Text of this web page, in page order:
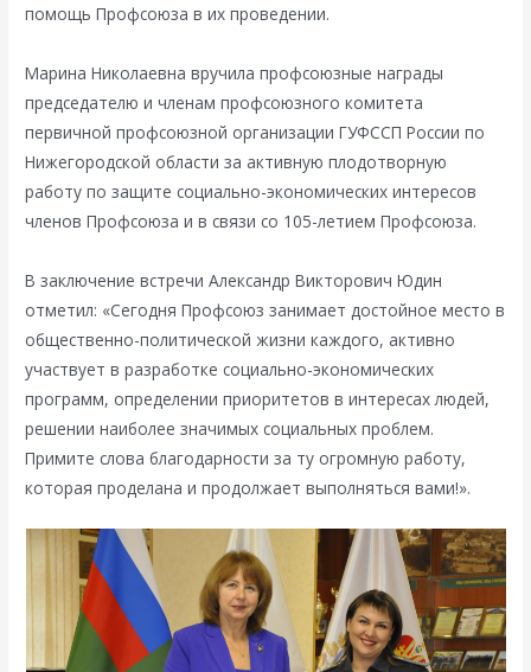
помощь Профсоюза в их проведении.
Марина Николаевна вручила профсоюзные награды
председателю и членам профсоюзного комитета
первичной профсоюзной организации ГУФССП России по
Нижегородской области за активную плодотворную
работу по защите социально-экономических интересов
членов Профсоюза и в связи со 105-летием Профсоюза.
В заключение встречи Александр Викторович Юдин
отметил: «Сегодня Профсоюз занимает достойное место в
общественно-политической жизни каждого, активно
участвует в разработке социально-экономических
программ, определении приоритетов в интересах людей,
решении наиболее значимых социальных проблем.
Примите слова благодарности за ту огромную работу,
которая проделана и продолжает выполняться вами!».